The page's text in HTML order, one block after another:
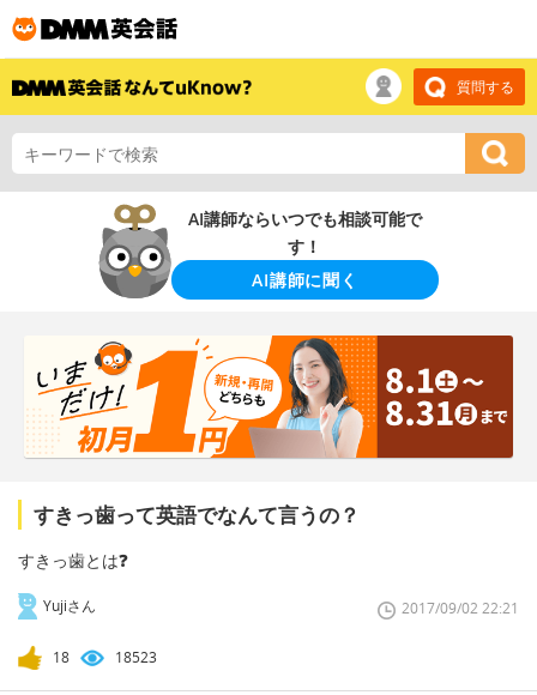
質問する
AI講師ならいつでも相談可能で
す！
AI講師に聞く
すきっ歯って英語でなんて言うの？
すきっ歯とは❓
Yujiさん 2017/09/02 22:21
18 18523